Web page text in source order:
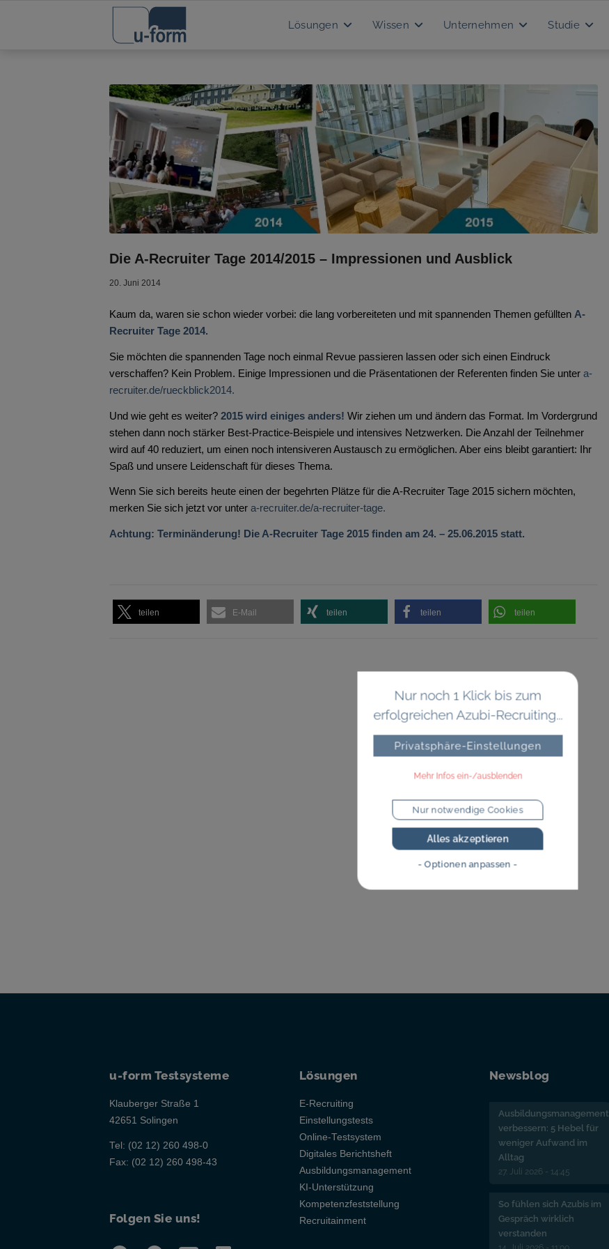
Lösungen Wissen Unternehmen Studie
Die A-Recruiter Tage 2014/2015 – Impressionen und Ausblick
20. Juni 2014
Kaum da, waren sie schon wieder vorbei: die lang vorbereiteten und mit spannenden Themen gefüllten A-
Recruiter Tage 2014.
Sie möchten die spannenden Tage noch einmal Revue passieren lassen oder sich einen Eindruck
verschaffen? Kein Problem. Einige Impressionen und die Präsentationen der Referenten finden Sie unter a-
recruiter.de/rueckblick2014.
Und wie geht es weiter? 2015 wird einiges anders! Wir ziehen um und ändern das Format. Im Vordergrund
stehen dann noch stärker Best-Practice-Beispiele und intensives Netzwerken. Die Anzahl der Teilnehmer
wird auf 40 reduziert, um einen noch intensiveren Austausch zu ermöglichen. Aber eins bleibt garantiert: Ihr
Spaß und unsere Leidenschaft für dieses Thema.
Wenn Sie sich bereits heute einen der begehrten Plätze für die A-Recruiter Tage 2015 sichern möchten,
merken Sie sich jetzt vor unter a-recruiter.de/a-recruiter-tage.
Achtung: Terminänderung! Die A-Recruiter Tage 2015 finden am 24. – 25.06.2015 statt.
teilen E-Mail teilen teilen teilen
u-form Testsysteme
Klauberger Straße 1
42651 Solingen
Tel: (02 12) 260 498-0
Fax: (02 12) 260 498-43
Folgen Sie uns!
Lösungen
E-Recruiting
Einstellungstests
Online-Testsystem
Digitales Berichtsheft
Ausbildungsmanagement
KI-Unterstützung
Kompetenzfeststellung
Recruitainment
Newsblog
Ausbildungsmanagement
verbessern: 5 Hebel für
weniger Aufwand im
Alltag
27. Juli 2026 - 14:45
So fühlen sich Azubis im
Gespräch wirklich
verstanden
Nur noch 1 Klick bis zum
erfolgreichen Azubi-Recruiting...
Privatsphäre-Einstellungen
Mehr Infos ein-/ausblenden
Nur notwendige Cookies
Alles akzeptieren
- Optionen anpassen -